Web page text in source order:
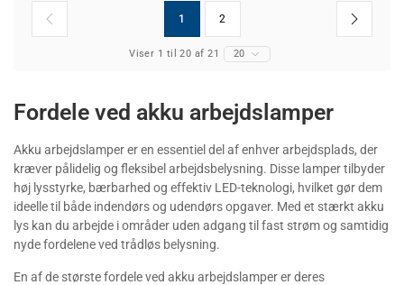
1 2
Viser 1 til 20 af 21 20
Fordele ved akku arbejdslamper
Akku arbejdslamper er en essentiel del af enhver arbejdsplads, der
kræver pålidelig og fleksibel arbejdsbelysning. Disse lamper tilbyder
høj lysstyrke, bærbarhed og effektiv LED-teknologi, hvilket gør dem
ideelle til både indendørs og udendørs opgaver. Med et stærkt akku
lys kan du arbejde i områder uden adgang til fast strøm og samtidig
nyde fordelene ved trådløs belysning.
En af de største fordele ved akku arbejdslamper er deres